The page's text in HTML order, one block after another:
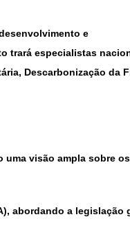
e
trará especialistas
Descarbonização da
uma visão ampla sobre os
abordando a legislação